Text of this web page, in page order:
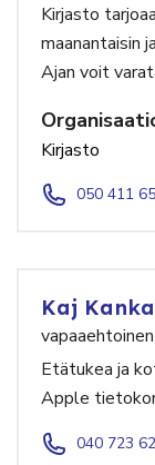
Kirjasto
maanantaisin
Ajan voit
Kirjasto
050 411
Kaj
Etätukea ja
Apple
040 723